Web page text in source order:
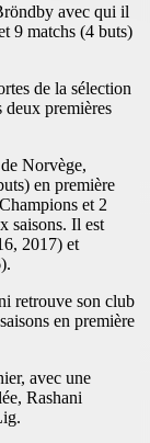
avec qui il
9 matchs (4 buts)
de la sélection
deux premières
Norvège,
en première
et 2
saisons. Il est
2017) et
retrouve son club
en première
avec une
Rashani